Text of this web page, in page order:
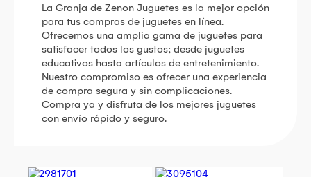
La Granja de Zenon Juguetes es la mejor opción
para tus compras de juguetes en línea.
Ofrecemos una amplia gama de juguetes para
satisfacer todos los gustos; desde juguetes
educativos hasta artículos de entretenimiento.
Nuestro compromiso es ofrecer una experiencia
de compra segura y sin complicaciones.
Compra ya y disfruta de los mejores juguetes
con envío rápido y seguro.